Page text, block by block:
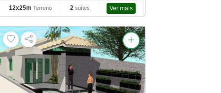
12x25m Terreno 2 suítes Ver mais